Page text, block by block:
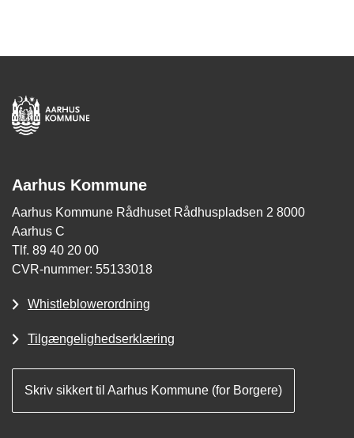
Aarhus Kommune
Aarhus Kommune Rådhuset Rådhuspladsen 2 8000
Aarhus C
Tlf. 89 40 20 00
CVR-nummer: 55133018
Whistleblowerordning
Tilgængelighedserklæring
Skriv sikkert til Aarhus Kommune (for Borgere)